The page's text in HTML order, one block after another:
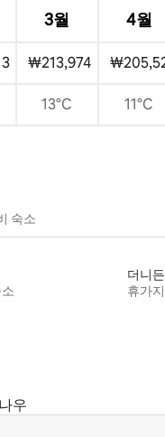
3월 4월
₩213,974
13°C 11°C
숙소
더니든
휴가
우